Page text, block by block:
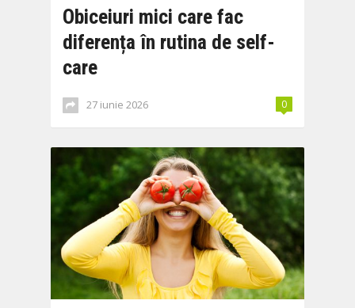
Obiceiuri mici care fac
diferența în rutina de self-
care
27 iunie 2026 0